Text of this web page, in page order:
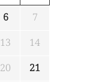
6
7
13
14
20
21